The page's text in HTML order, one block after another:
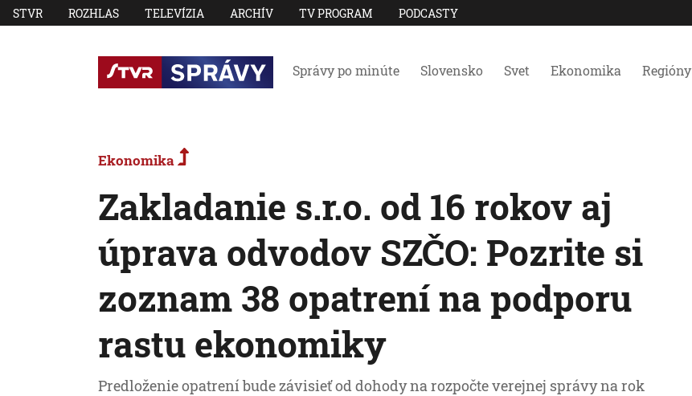
STVR ROZHLAS TELEVÍZIA ARCHÍV TV PROGRAM PODCASTY
Správy po minúte Slovensko Svet Ekonomika Regióny
Ekonomika
Zakladanie s.r.o. od 16 rokov aj
úprava odvodov SZČO: Pozrite si
zoznam 38 opatrení na podporu
rastu ekonomiky
Predloženie opatrení bude závisieť od dohody na rozpočte verejnej správy na rok